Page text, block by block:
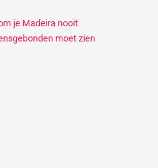
je Madeira nooit
moet zien